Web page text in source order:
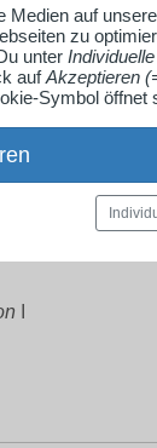
ǀ
auf
zu
unter
aufAkzeptieren
Symbol öffnet